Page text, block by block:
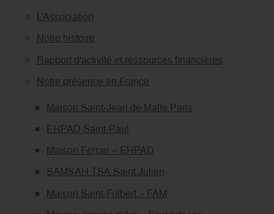
L’Association
Notre histoire
Rapport d'activité et ressources financières
Notre présence en France
Maison Saint-Jean de Malte Paris
EHPAD Saint-Paul
Maison Ferrari – EHPAD
SAMSAH TSA Saint Julien
Maison Saint-Fulbert – FAM